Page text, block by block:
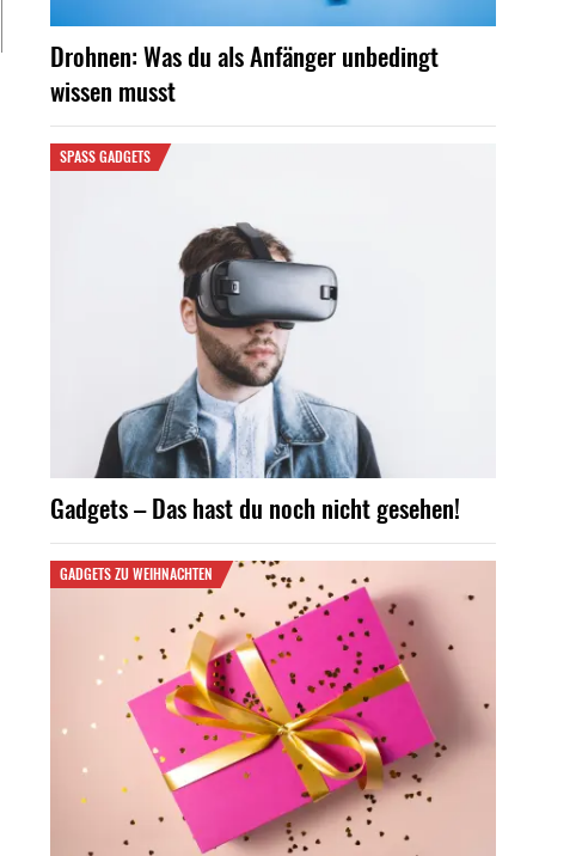
Drohnen: Was du als Anfänger unbedingt
wissen musst
SPASS GADGETS
Gadgets – Das hast du noch nicht gesehen!
GADGETS ZU WEIHNACHTEN